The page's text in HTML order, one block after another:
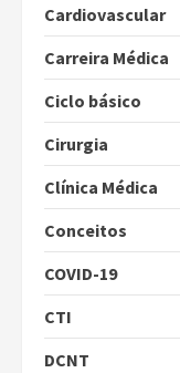
Cardiovascular
Carreira Médica
Ciclo básico
Cirurgia
Clínica Médica
Conceitos
COVID-19
CTI
DCNT